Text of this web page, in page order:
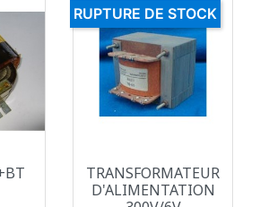
TRANSFORMATEUR
D'ALIMENTATION
RUPTURE DE STOCK